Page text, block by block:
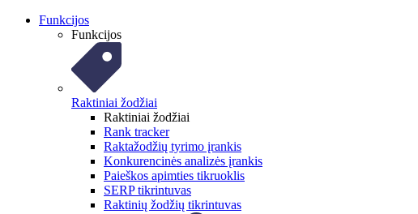
Funkcijos
Funkcijos
Raktiniai žodžiai
Raktiniai žodžiai
Rank tracker
Raktažodžių tyrimo įrankis
Konkurencinės analizės įrankis
Paieškos apimties tikruoklis
SERP tikrintuvas
Raktinių žodžių tikrintuvas